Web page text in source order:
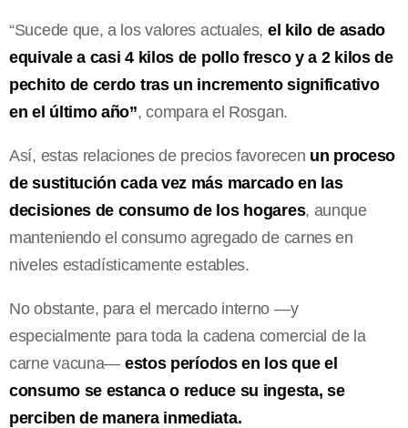
“Sucede que, a los valores actuales, el kilo de asado
equivale a casi 4 kilos de pollo fresco y a 2 kilos de
pechito de cerdo tras un incremento significativo
en el último año”, compara el Rosgan.
Así, estas relaciones de precios favorecen un proceso
de sustitución cada vez más marcado en las
decisiones de consumo de los hogares, aunque
manteniendo el consumo agregado de carnes en
niveles estadísticamente estables.
No obstante, para el mercado interno —y
especialmente para toda la cadena comercial de la
carne vacuna— estos períodos en los que el
consumo se estanca o reduce su ingesta, se
perciben de manera inmediata.